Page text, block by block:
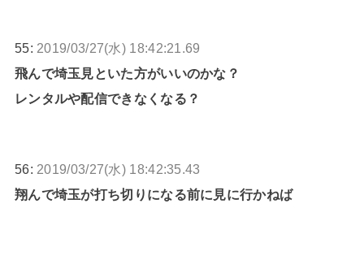
55: 2019/03/27(水) 18:42:21.69
飛んで埼玉見といた方がいいのかな？
レンタルや配信できなくなる？
56: 2019/03/27(水) 18:42:35.43
翔んで埼玉が打ち切りになる前に見に行かねば